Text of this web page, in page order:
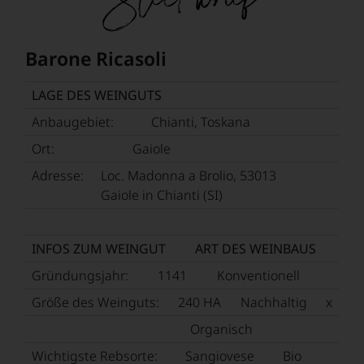
haben
wir
WIR
WERDEN
WEINE
SELBST
Experten-
Verkostungsteam
des
Hauses
leidenschaftlich,
Barone Ricasoli versuchte, dem Sangiovese seine
damals mitunter rauhe und herbe Charakteristik zu
Chianti Harmonie und Finesse zu verleihen. Dabei wird
einen früh trinkreifen Wein und eine Cuvée für einen
Barone Ricasoli
LAGE DES WEINGUTS
Anbaugebiet:
Chianti, Toskana
Ort:
Gaiole
Adresse:
Loc. Madonna a Brolio, 53013
Gaiole in Chianti (SI)
INFOS ZUM WEINGUT
ART DES WEINBAUS
Gründungsjahr:
1141
Konventionell
Größe des Weinguts:
240 HA Nachhaltig
x
Organisch
Wichtigste Rebsorte:
Sangiovese
Bio